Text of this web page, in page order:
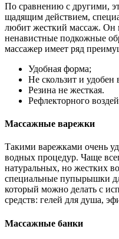
По сравнению с другими,
щадящим действием,
любит жесткий массаж. Он
ненавистные подкожные
массажер имеет ряд
Удобная форма;
Не скользит и удобен
Резина не жесткая.
Рефлекторного
Массажные варежки
Такими варежками очень
водных процедур. Чаще
натуральных, но жестких
специальные пупырышки
который можно делать с
средств: гелей для душа,
Массажные банки